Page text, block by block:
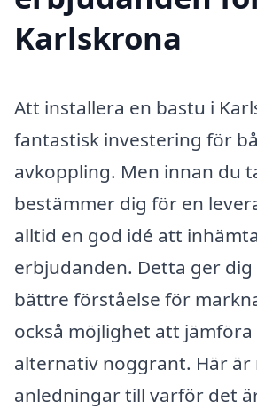
Karlskrona
Att installera en bastu i
fantastisk investering för
avkoppling. Men innan du
bestämmer dig för en
alltid en god idé att
erbjudanden. Detta ger
bättre förståelse för
också möjlighet att jämföra
alternativ noggrant. Här är
anledningar till varför det